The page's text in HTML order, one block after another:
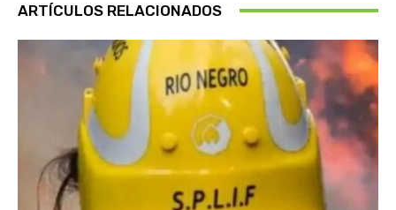
ARTÍCULOS RELACIONADOS